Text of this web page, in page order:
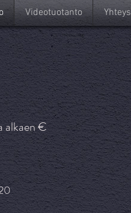
Videotuotanto Yhteys
alkaen €